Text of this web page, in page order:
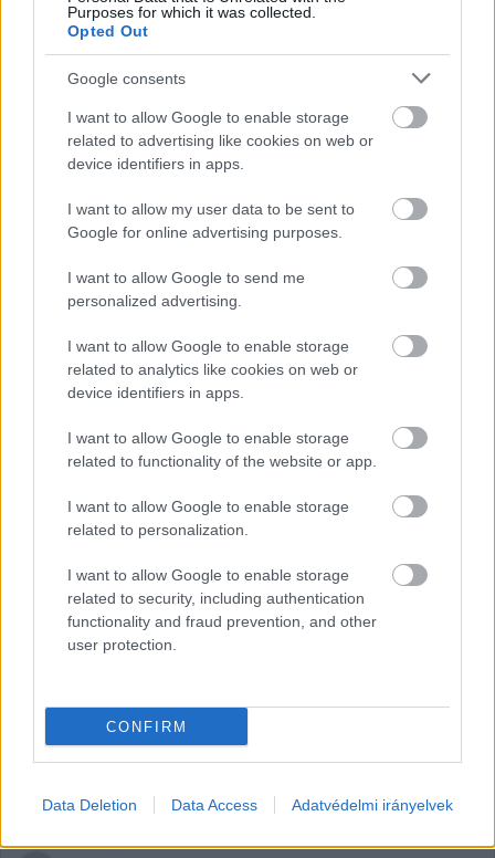
Purposes for which it was collected.
Opted Out
Google consents
I want to allow Google to enable storage
related to advertising like cookies on web or
device identifiers in apps.
I want to allow my user data to be sent to
Google for online advertising purposes.
I want to allow Google to send me
personalized advertising.
I want to allow Google to enable storage
related to analytics like cookies on web or
device identifiers in apps.
I want to allow Google to enable storage
related to functionality of the website or app.
I want to allow Google to enable storage
related to personalization.
I want to allow Google to enable storage
related to security, including authentication
functionality and fraud prevention, and other
user protection.
CONFIRM
Data Deletion Data Access Adatvédelmi irányelvek
Vallási és politikai csörte alakult ki
Kecskemét új testvérvárosának
A csütörtöki kecskeméti közgyűlés felhatalmazta
Szemereyné Pataki Klaudia polgármestert a magyar, az
angol és a török nyelvű testvérvárosi megállapodás
Egy névtelen közérdekű bejelentés
szerint szabálytalanságok
József feljelentést tett
A Szövetség önkormányzati képviselője pénteken
bejelentésről, amelyet tudomása szerint minden